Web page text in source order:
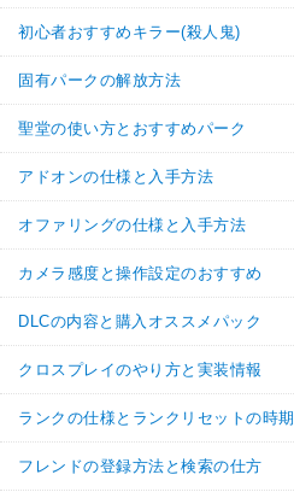
初心者おすすめキラー(殺人鬼)
固有パークの解放方法
聖堂の使い方とおすすめパーク
アドオンの仕様と入手方法
オファリングの仕様と入手方法
カメラ感度と操作設定のおすすめ
DLCの内容と購入オススメパック
クロスプレイのやり方と実装情報
ランクの仕様とランクリセットの時期
フレンドの登録方法と検索の仕方